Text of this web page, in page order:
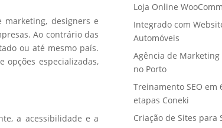
designers e
Ao contrário das
ou até mesmo país.
especializadas,
a acessibilidade e a
Loja Online
Integrado com
Automóveis
Agência de Marketing
no Porto
Treinamento SEO em
etapas Coneki
Criação de Sites para